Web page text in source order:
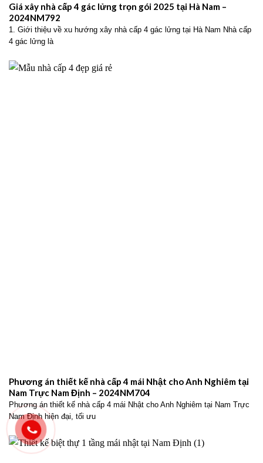
Giá xây nhà cấp 4 gác lửng trọn gói 2025 tại Hà Nam –
2024NM792
1. Giới thiệu về xu hướng xây nhà cấp 4 gác lửng tại Hà Nam Nhà cấp
4 gác lửng là
Phương án thiết kế nhà cấp 4 mái Nhật cho Anh Nghiêm tại
Nam Trực Nam Định – 2024NM704
Phương án thiết kế nhà cấp 4 mái Nhật cho Anh Nghiêm tại Nam Trực
Nam Định hiện đại, tối ưu